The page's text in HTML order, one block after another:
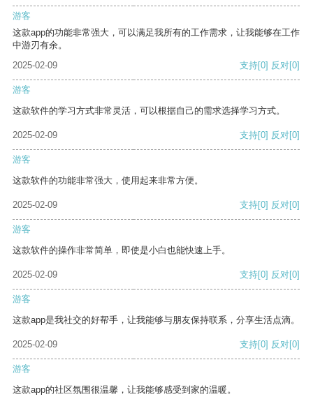
游客
这款app的功能非常强大，可以满足我所有的工作需求，让我能够在工作
中游刃有余。
2025-02-09
支持[0] 反对[0]
游客
这款软件的学习方式非常灵活，可以根据自己的需求选择学习方式。
2025-02-09 支持[0] 反对[0]
游客
这款软件的功能非常强大，使用起来非常方便。
2025-02-09 支持[0] 反对[0]
游客
这款软件的操作非常简单，即使是小白也能快速上手。
2025-02-09 支持[0] 反对[0]
游客
这款app是我社交的好帮手，让我能够与朋友保持联系，分享生活点滴。
2025-02-09 支持[0] 反对[0]
游客
这款app的社区氛围很温馨，让我能够感受到家的温暖。